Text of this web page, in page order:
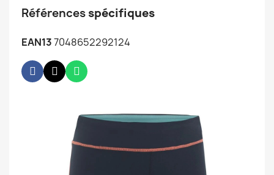
Références spécifiques
EAN137048652292124